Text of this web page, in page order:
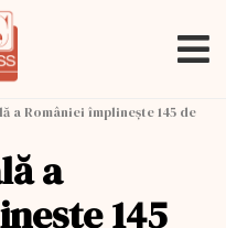
a României împlineşte 145 de
a
145